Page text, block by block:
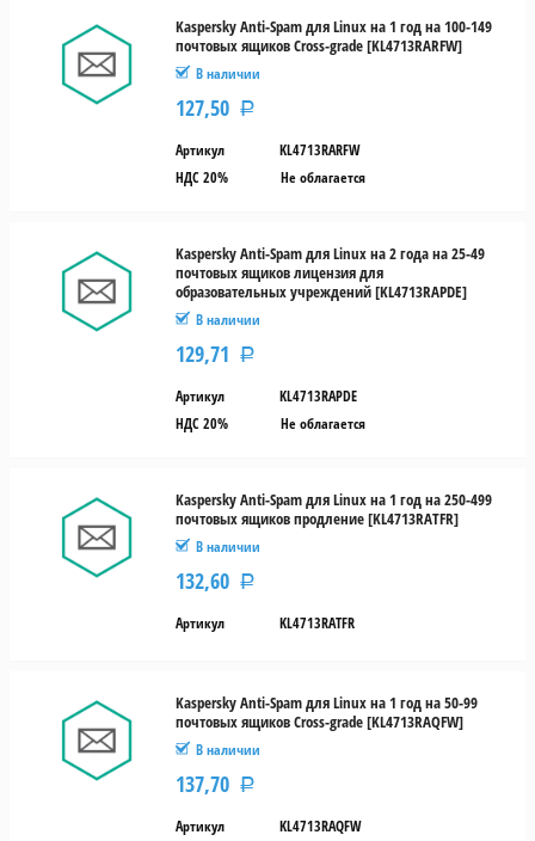
Kaspersky Anti-Spam для Linux на 1 год на 100-149
почтовых ящиков Cross-grade [KL4713RARFW]
В наличии
127,50 Р
Артикул
KL4713RARFW
НДС 20%
Не облагается
Kaspersky Anti-Spam для Linux на 2 года на 25-49
почтовых ящиков лицензия для
образовательных учреждений [KL4713RAPDE]
В наличии
129,71 Р
Артикул
KL4713RAPDE
НДС 20%
Не облагается
Kaspersky Anti-Spam для Linux на 1 год на 250-499
почтовых ящиков продление [KL4713RATFR]
В наличии
132,60 Р
Артикул KL4713RATFR
Kaspersky Anti-Spam для Linux на 1 год на 50-99
почтовых ящиков Cross-grade [KL4713RAQFW]
В наличии
137,70 Р
Артикул
KL4713RAQFW